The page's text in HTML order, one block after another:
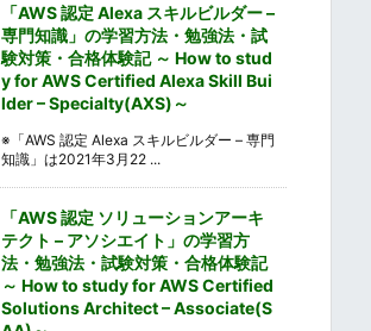
「AWS 認定 Alexa スキルビルダー –
専門知識」の学習方法・勉強法・試
験対策・合格体験記 ～ How to stud
y for AWS Certified Alexa Skill Bui
lder – Specialty(AXS)～
※「AWS 認定 Alexa スキルビルダー – 専門
知識」は2021年3月22 ...
「AWS 認定 ソリューションアーキ
テクト – アソシエイト」の学習方
法・勉強法・試験対策・合格体験記
～ How to study for AWS Certified
Solutions Architect – Associate(S